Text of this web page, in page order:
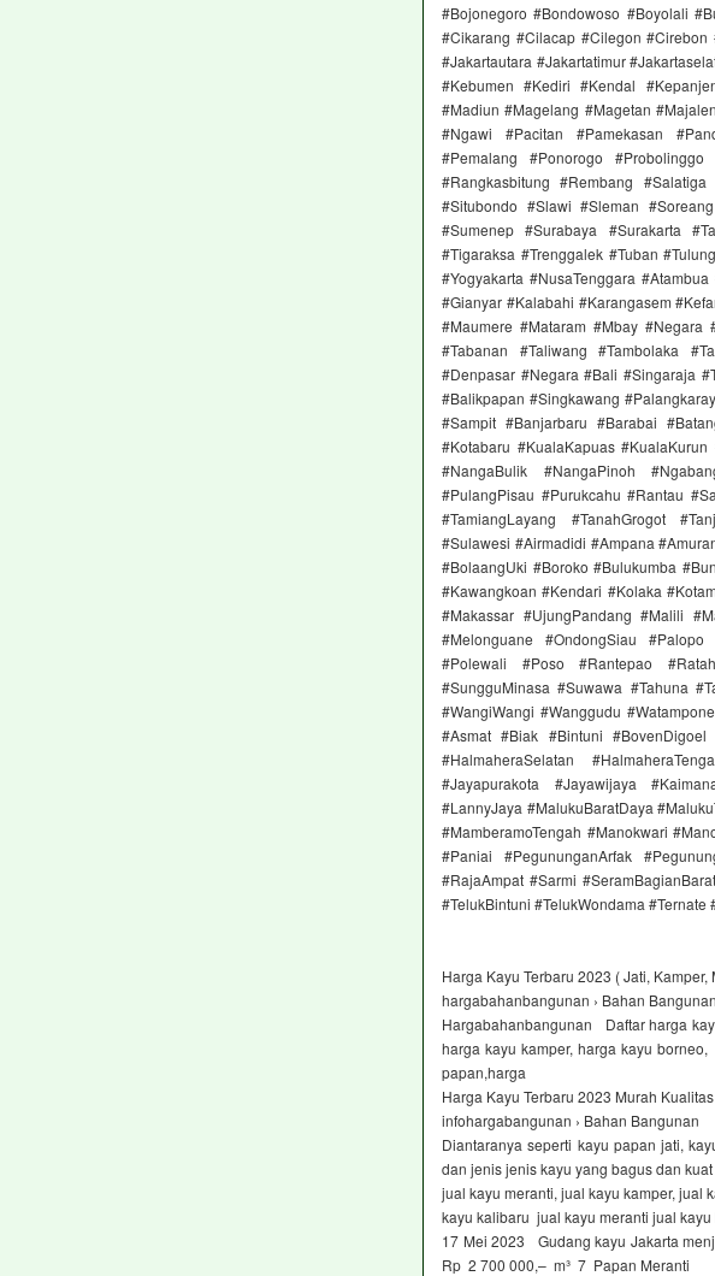
#Bojonegoro #Bondowoso #Boyolali
#Cikarang #Cilacap #Cilegon #Cirebon
#Jakartautara #Jakartatimur
#Kebumen #Kediri #Kendal
#Madiun #Magelang #Magetan
#Ngawi #Pacitan #Pamekasan
#Pemalang #Ponorogo
#Rangkasbitung #Rembang
#Situbondo #Slawi #Sleman
#Sumenep #Surabaya #Surakarta
#Tigaraksa #Trenggalek #Tuban
#Yogyakarta #NusaTenggara
#Gianyar #Kalabahi #Karangasem
#Maumere #Mataram #Mbay #Negara
#Tabanan #Taliwang #Tambolaka
#Denpasar #Negara #Bali #Singaraja
#Balikpapan #Singkawang
#Sampit #Banjarbaru #Barabai
#Kotabaru #KualaKapuas
#NangaBulik #NangaPinoh
#PulangPisau #Purukcahu #Rantau
#TamiangLayang #TanahGrogot
#Sulawesi #Airmadidi #Ampana
#BolaangUki #Boroko #Bulukumba
#Kawangkoan #Kendari #Kolaka
#Makassar #UjungPandang #Malili
#Melonguane #OndongSiau
#Polewali #Poso #Rantepao
#SungguMinasa #Suwawa #Tahuna
#WangiWangi #Wanggudu
#Asmat #Biak #Bintuni
#HalmaheraSelatan
#Jayapurakota #Jayawijaya
#LannyJaya #MalukuBaratDaya
#MamberamoTengah #Manokwari
#Paniai #PegununganArfak
#RajaAmpat #Sarmi
#TelukBintuni #TelukWondama
Harga Kayu Terbaru 2023 ( Jati, Kamper,
hargabahanbangunan › Bahan Bangunan
Hargabahanbangunan Daftar harga
harga kayu kamper, harga kayu
papan,harga
Harga Kayu Terbaru 2023 Murah
infohargabangunan › Bahan Bangunan
Diantaranya seperti kayu papan jati,
dan jenis jenis kayu yang bagus dan
jual kayu meranti, jual kayu kamper, jual
kayu kalibaru jual kayu meranti jual kayu
17 Mei 2023 Gudang kayu Jakarta
Rp 2 700 000,– m³ 7 Papan Meranti